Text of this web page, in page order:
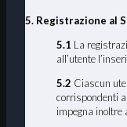
5. Registrazione al
5.1 La
all’utente
5.2 Ciascun
corrispondenti
impegna inoltre